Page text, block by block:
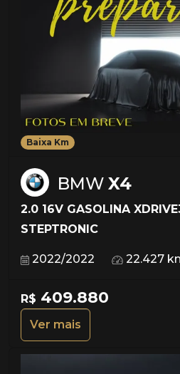
Baixa Km
BMW X4
2.0 16V GASOLINA
STEPTRONIC
2022/2022 22.427
R$ 409.880
Ver mais